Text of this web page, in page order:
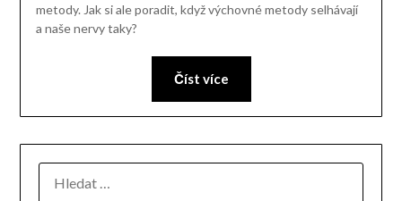
metody. Jak si ale poradit, když výchovné metody selhávají
a naše nervy taky?
Číst více